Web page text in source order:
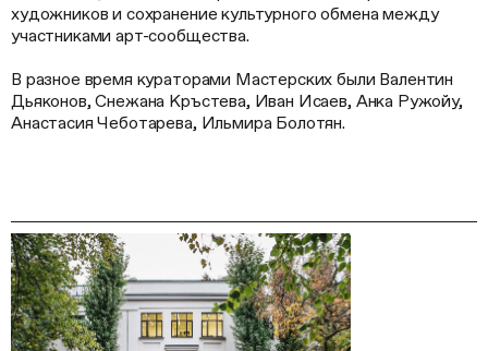
художников и сохранение культурного обмена между
участниками арт-сообщества.
В разное время кураторами Мастерских были Валентин
Дьяконов, Снежана Кръстева, Иван Исаев, Анка Ружойу,
Анастасия Чеботарева, Ильмира Болотян.